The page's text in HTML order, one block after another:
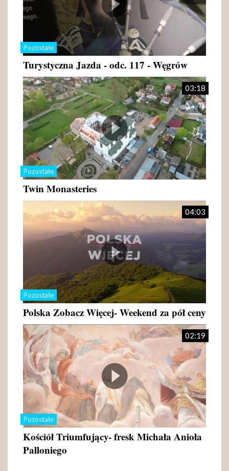
Pozostałe
Turystyczna Jazda - odc. 117 - Węgrów
Pozostałe
03:18
Twin Monasteries
Pozostałe
04:03
Polska Zobacz Więcej- Weekend za pół ceny
Pozostałe
02:19
Kościół Triumfujący- fresk Michała Anioła
Palloniego